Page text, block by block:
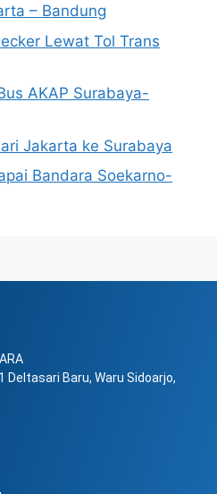
– Bandung
Lewat Tol Trans
AKAP Surabaya-
Jakarta ke Surabaya
Bandara Soekarno-
Deltasari Baru, Waru Sidoarjo,